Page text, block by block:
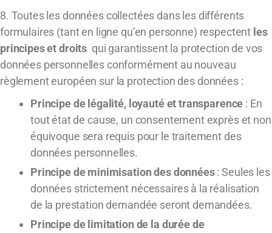
8. Toutes les données collectées dans les différents
formulaires (tant en ligne qu’en personne) respectent les
principes et droits qui garantissent la protection de vos
données personnelles conformément au nouveau
règlement européen sur la protection des données :
Principe de légalité, loyauté et transparence : En
tout état de cause, un consentement exprès et non
équivoque sera requis pour le traitement des
données personnelles.
Principe de minimisation des données: Seules les
données strictement nécessaires à la réalisation
de la prestation demandée seront demandées.
Principe de limitation de la durée de